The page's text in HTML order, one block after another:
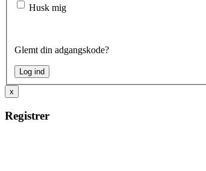
Husk mig
Glemt din adgangskode?
x
Registrer